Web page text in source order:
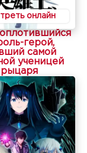
онлайн
герой,
самой
ученицей
рыцаря